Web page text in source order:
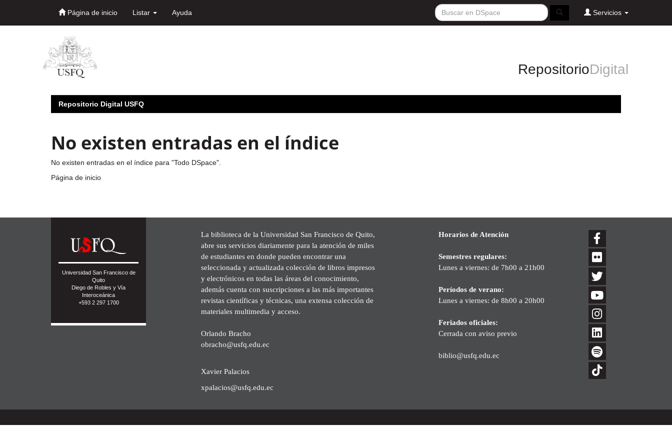
Página de inicio Listar Ayuda Servicios
RepositorioDigital
Repositorio Digital USFQ
No existen entradas en el índice
No existen entradas en el índice para "Todo DSpace".
Página de inicio
Universidad San Francisco de
Quito
Diego de Robles y Vía
Interoceánica
+593 2 297 1700
La biblioteca de la Universidad San Francisco de Quito,
abre sus servicios diariamente para la atención de miles
de estudiantes en donde pueden encontrar una
seleccionada y actualizada colección de libros impresos
y electrónicos en todas las áreas del conocimiento,
además cuenta con suscripciones a las más importantes
revistas científicas y técnicas, una extensa colección de
materiales multimedia y acceso.
Orlando Bracho
obracho@usfq.edu.ec
Xavier Palacios
xpalacios@usfq.edu.ec
Horarios de Atención
Semestres regulares:
Lunes a viernes: de 7h00 a 21h00
Períodos de verano:
Lunes a viernes: de 8h00 a 20h00
Feriados oficiales:
Cerrada con aviso previo
biblio@usfq.edu.ec